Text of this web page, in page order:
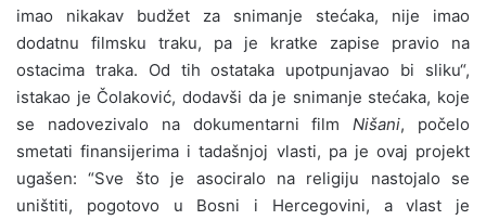
imao nikakav budžet za snimanje stećaka, nije imao
dodatnu filmsku traku, pa je kratke zapise pravio na
ostacima traka. Od tih ostataka upotpunjavao bi sliku“,
istakao je Čolaković, dodavši da je snimanje stećaka, koje
se nadovezivalo na dokumentarni filmNišani, počelo
smetati finansijerima i tadašnjoj vlasti, pa je ovaj projekt
ugašen: “Sve što je asociralo na religiju nastojalo se
uništiti, pogotovo u Bosni i Hercegovini, a vlast je